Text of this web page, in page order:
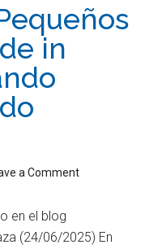
in
a Comment
en el blog
(24/06/2025) En